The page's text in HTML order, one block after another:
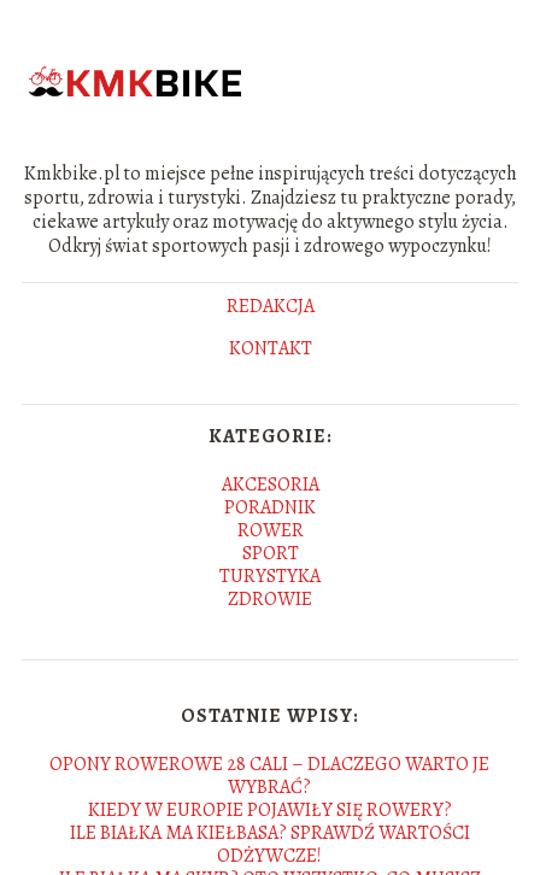
Kmkbike.pl to miejsce pełne inspirujących treści dotyczących
sportu, zdrowia i turystyki. Znajdziesz tu praktyczne porady,
ciekawe artykuły oraz motywację do aktywnego stylu życia.
Odkryj świat sportowych pasji i zdrowego wypoczynku!
REDAKCJA
KONTAKT
KATEGORIE:
AKCESORIA
PORADNIK
ROWER
SPORT
TURYSTYKA
ZDROWIE
OSTATNIE WPISY:
OPONY ROWEROWE 28 CALI – DLACZEGO WARTO JE
WYBRAĆ?
KIEDY W EUROPIE POJAWIŁY SIĘ ROWERY?
ILE BIAŁKA MA KIEŁBASA? SPRAWDŹ WARTOŚCI
ODŻYWCZE!